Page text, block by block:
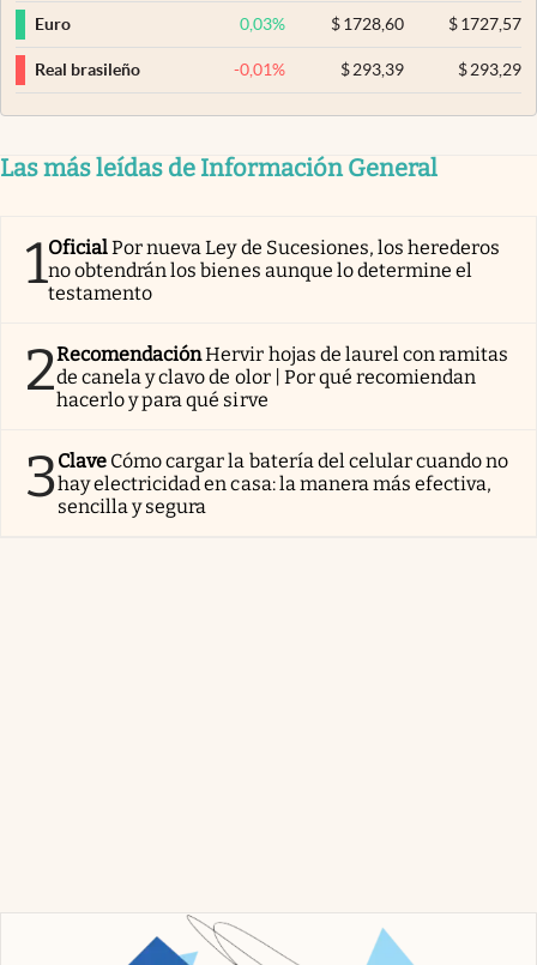
Euro 0,03% $ 1728,60 $1727,57
Real brasileño -0,01% $ 293,39 $293,29
Las más leídas de Información General
1OficialPor nueva Ley de Sucesiones, los herederos
no obtendrán los bienes aunque lo determine el
testamento
2RecomendaciónHervir hojas de laurel con ramitas
de canela y clavo de olor | Por qué recomiendan
hacerlo y para qué sirve
3Clave Cómo cargar la batería del celular cuando no
hay electricidad en casa: la manera más efectiva,
sencilla y segura